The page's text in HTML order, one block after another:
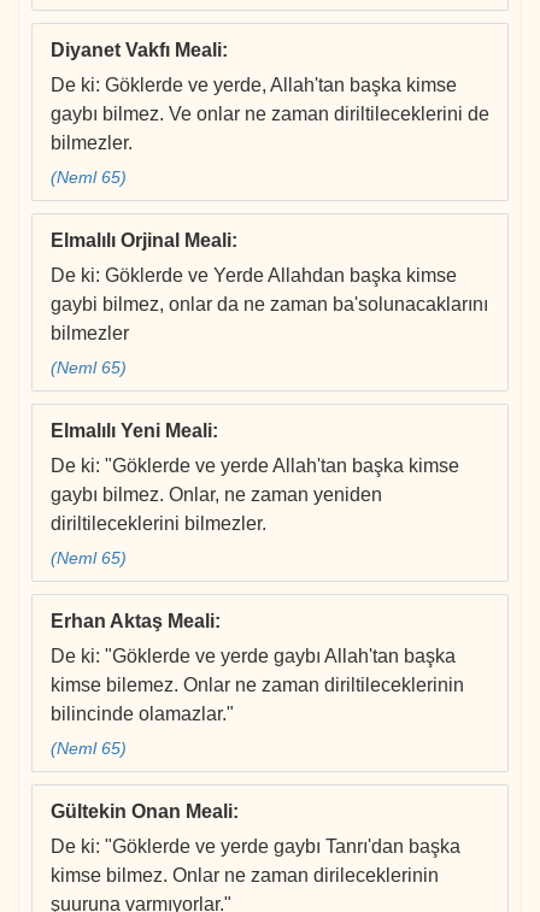
Diyanet Vakfı Meali:
De ki: Göklerde ve yerde, Allah'tan başka kimse
gaybı bilmez. Ve onlar ne zaman diriltileceklerini de
bilmezler.
(Neml 65)
Elmalılı Orjinal Meali:
De ki: Göklerde ve Yerde Allahdan başka kimse
gaybi bilmez, onlar da ne zaman ba'solunacaklarını
bilmezler
(Neml 65)
Elmalılı Yeni Meali:
De ki: "Göklerde ve yerde Allah'tan başka kimse
gaybı bilmez. Onlar, ne zaman yeniden
diriltileceklerini bilmezler.
(Neml 65)
Erhan Aktaş Meali:
De ki: "Göklerde ve yerde gaybı Allah'tan başka
kimse bilemez. Onlar ne zaman diriltileceklerinin
bilincinde olamazlar."
(Neml 65)
Gültekin Onan Meali:
De ki: "Göklerde ve yerde gaybı Tanrı'dan başka
kimse bilmez. Onlar ne zaman dirileceklerinin
şuuruna varmıyorlar."